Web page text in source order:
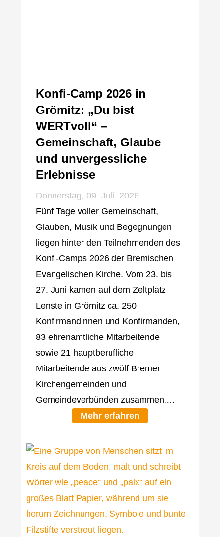
Konfi-Camp 2026 in
Grömitz: „Du bist
WERTvoll“ –
Gemeinschaft, Glaube
und unvergessliche
Erlebnisse
Donnerstag, 09. Juli. 2026
Fünf Tage voller Gemeinschaft,
Glauben, Musik und Begegnungen
liegen hinter den Teilnehmenden des
Konfi-Camps 2026 der Bremischen
Evangelischen Kirche. Vom 23. bis
27. Juni kamen auf dem Zeltplatz
Lenste in Grömitz ca. 250
Konfirmandinnen und Konfirmanden,
83 ehrenamtliche Mitarbeitende
sowie 21 hauptberufliche
Mitarbeitende aus zwölf Bremer
Kirchengemeinden und
Gemeindeverbünden zusammen,…
Mehr erfahren